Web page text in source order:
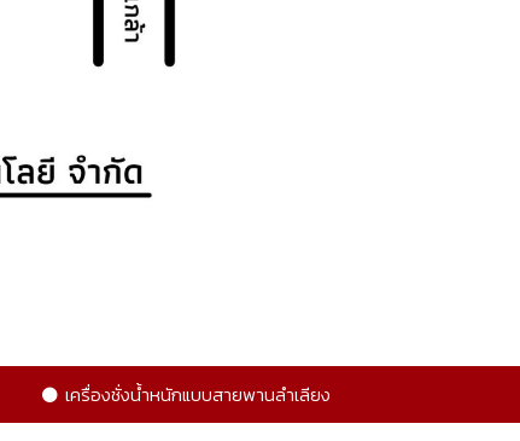
เครื่องชั่งน้ำหนักแบบสายพานลำเลียง